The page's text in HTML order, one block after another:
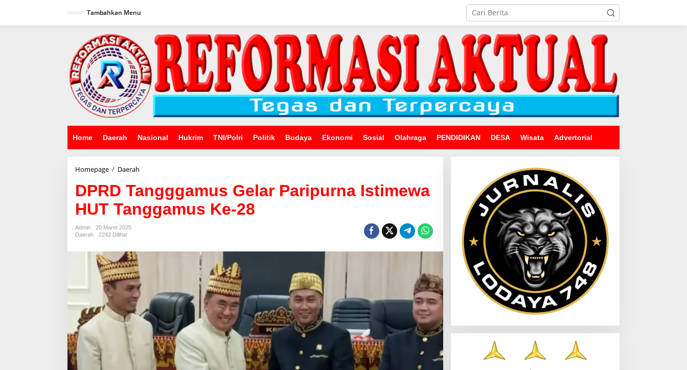
Tambahkan Menu
Home Daerah Nasional Hukrim TNI/Polri Politik Budaya Ekonomi Sosial Olahraga PENDIDIKAN DESA Wisata Advertorial
Homepage / Daerah
Gelar
Paripurna
Istimewa
HUT
DPRD Tangggamus Gelar Paripurna Istimewa
HUT Tanggamus Ke-28
Admin
20 Maret 2025
Daerah
2242 Dilihat